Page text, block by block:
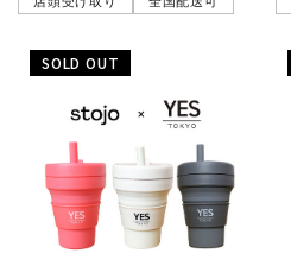
SOLD OUT